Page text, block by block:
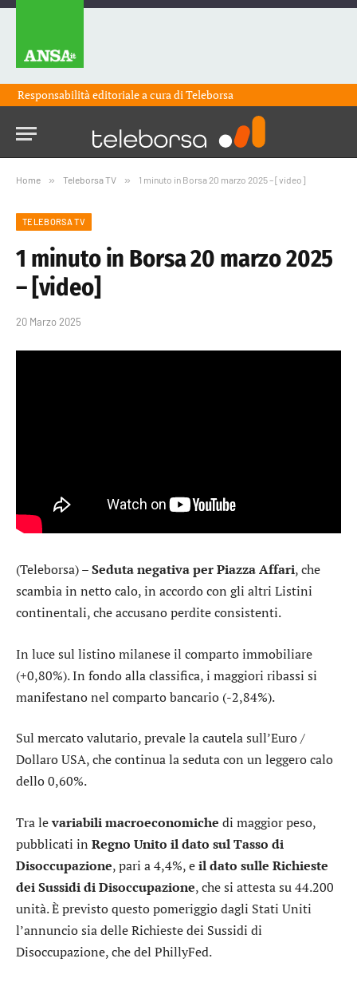
Responsabilità editoriale a cura diTeleborsa
Home » Teleborsa TV » 1 minuto in Borsa 20 marzo 2025 – [video]
TELEBORSA TV
1 minuto in Borsa 20 marzo 2025
– [video]
20 Marzo 2025
(Teleborsa) –Seduta negativa per Piazza Affari, che
scambia in netto calo, in accordo con gli altri Listini
continentali, che accusano perdite consistenti.
In luce sul listino milanese il compartoimmobiliare
(+0,80%). In fondo alla classifica, i maggiori ribassi si
manifestano nel compartobancario (-2,84%).
Sul mercato valutario, prevale la cautela sull’Euro /
Dollaro USA, che continua la seduta con un leggero calo
dello 0,60%.
Tra levariabili macroeconomiche di maggior peso,
pubblicati in Regno Unito il dato sul Tasso di
Disoccupazione, pari a 4,4%, eil dato sulle Richieste
dei Sussidi di Disoccupazione, che si attesta su 44.200
unità. È previsto questo pomeriggio dagli Stati Uniti
l’annuncio sia delle Richieste dei Sussidi di
Disoccupazione, che del PhillyFed.